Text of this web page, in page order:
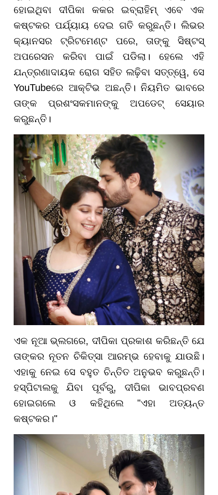
ହୋଇଥିବା ଦୀପିକା କକର ଇବ୍ରାହିମ୍ ଏବେ ଏକ
କଷ୍ଟକର ପର୍ଯ୍ୟାୟ ଦେଇ ଗତି କରୁଛନ୍ତି। ଲିଭର
କ୍ୟାନସର ଟ୍ରିଟମେଣ୍ଟ ପରେ, ତାଙ୍କୁ ସିଷ୍ଟସ୍
ଅପରେସନ କରିବା ପାଇଁ ପଡିଲା। ହେଲେ ଏହି
ଯନ୍ତ୍ରଣାଦାୟକ ରୋଗ ସହିତ ଲଢ଼ିବା ସତ୍ତ୍ୱେ, ସେ
YouTubeରେ ଆକ୍ଟିଭ ଅଛନ୍ତି। ନିୟମିତ ଭାବରେ
ତାଙ୍କ ପ୍ରଶଂସକମାନଙ୍କୁ ଅପଡେଟ୍ ସେୟାର
କରୁଛନ୍ତି।
ଏକ ନୂଆ ଭ୍ଲଗରେ, ଦୀପିକା ପ୍ରକାଶ କରିଛନ୍ତି ଯେ
ତାଙ୍କର ନୂତନ ଚିକିତ୍ସା ଆରମ୍ଭ ହେବାକୁ ଯାଉଛି।
ଏହାକୁ ନେଇ ସେ ବହୁତ ଚିନ୍ତିତ ଅନୁଭବ କରୁଛନ୍ତି।
ହସ୍ପିଟାଲକୁ ଯିବା ପୂର୍ବରୁ, ଦୀପିକା ଭାବପ୍ରବଣ
ହୋଇଗଲେ ଓ କହିଥିଲେ "ଏହା ଅତ୍ୟନ୍ତ
କଷ୍ଟକର।"